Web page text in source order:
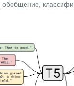
обобщение,